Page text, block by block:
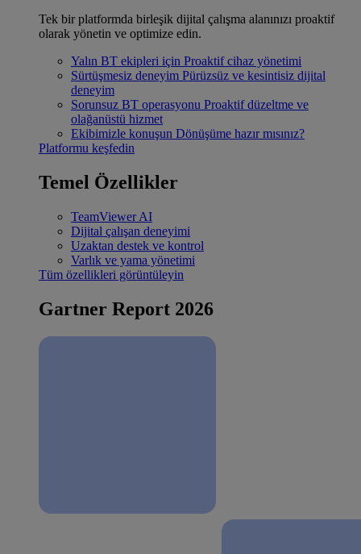
Tek bir platformda birleşik dijital çalışma alanınızı proaktif
olarak yönetin ve optimize edin.
Yalın BT ekipleri için Proaktif cihaz yönetimi
Sürtüşmesiz deneyim Pürüzsüz ve kesintisiz dijital
deneyim
Sorunsuz BT operasyonu Proaktif düzeltme ve
olağanüstü hizmet
Ekibimizle konuşun Dönüşüme hazır mısınız?
Platformu keşfedin
Temel Özellikler
TeamViewer AI
Dijital çalışan deneyimi
Uzaktan destek ve kontrol
Varlık ve yama yönetimi
Tüm özellikleri görüntüleyin
Gartner Report 2026